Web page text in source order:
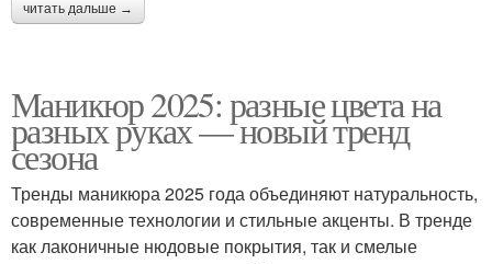
читать дальше →
Маникюр 2025: разные цвета на
разных руках — новый тренд
сезона
Тренды маникюра 2025 года объединяют натуральность,
современные технологии и стильные акценты. В тренде
как лаконичные нюдовые покрытия, так и смелые